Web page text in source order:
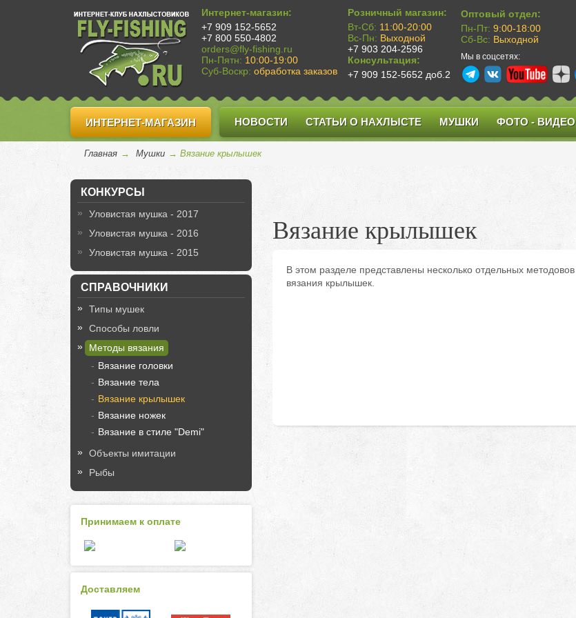
Интернет-магазин:
+7 909 152-5652
+7 800 550-4802
orders@fly-fishing.ru
Пн-Пятн: 10:00-19:00
Суб-Воскр: обработка заказов
Розничный магазин:
Вт-Сб: 11:00-20:00
Вс-Пн: Выходной
+7 903 204-2596
Консультация:
+7 909 152-5652 доб.2
Оптовый отдел:
Пн-Пт: 9:00-18:00
Сб-Вс: Выходной
Мы в соцсетях:
ИНТЕРНЕТ-МАГАЗИН НОВОСТИ СТАТЬИ О НАХЛЫСТЕ МУШКИ ФОТО - ВИДЕО
Главная → Мушки → Вязание крылышек
КОНКУРСЫ
Уловистая мушка - 2017
Уловистая мушка - 2016
Уловистая мушка - 2015
СПРАВОЧНИКИ
Типы мушек
Способы ловли
Методы вязания
Вязание головки
Вязание тела
Вязание крылышек
Вязание ножек
Вязание в стиле "Demi"
Объекты имитации
Рыбы
Принимаем к оплате
Доставляем
Вязание крылышек
В этом разделе представлены несколько отдельных методовов
вязания крылышек.